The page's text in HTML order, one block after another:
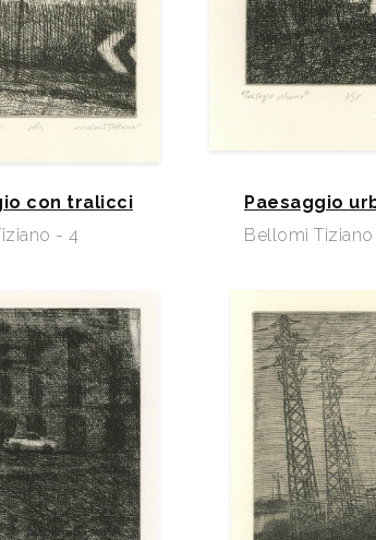
con tralicci
- 4
Paesaggio
Bellomi